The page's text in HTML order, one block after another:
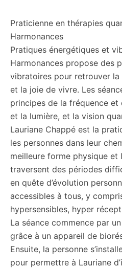
Praticienne en thérapies
Harmonances
Pratiques énergétiques et
Harmonances propose des
vibratoires pour retrouver la
et la joie de vivre. Les
principes de la fréquence et
et la lumière, et la vision
Lauriane Chappé est la
les personnes dans leur
meilleure forme physique et
traversent des périodes
en quête d’évolution
accessibles à tous, y
hypersensibles, hyper
La séance commence par
grâce à un appareil de
Ensuite, la personne
pour permettre à Lauriane